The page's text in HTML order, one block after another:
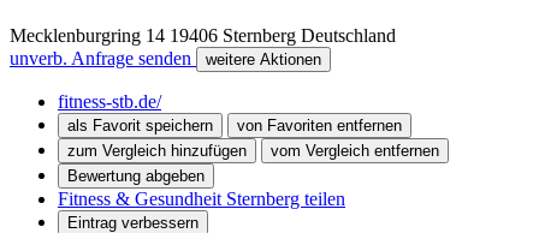
Mecklenburgring 14 19406 Sternberg Deutschland
unverb. Anfrage senden
weitere Aktionen
fitness-stb.de/
als Favorit speichern
von Favoriten entfernen
zum Vergleich hinzufügen
vom Vergleich entfernen
Bewertung abgeben
Fitness & Gesundheit Sternberg teilen
Eintrag verbessern